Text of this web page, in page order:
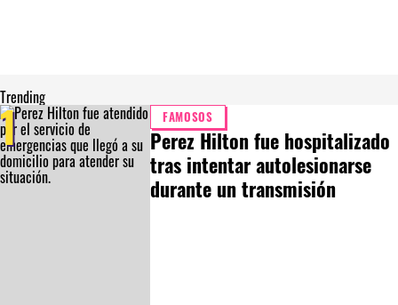
Trending
1 FAMOSOS
Perez Hilton fue hospitalizado
tras intentar autolesionarse
durante un transmisión